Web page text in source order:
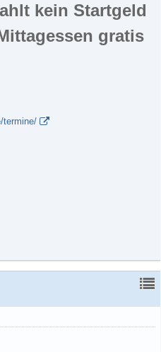
kein Startgeld
gratis
termine/